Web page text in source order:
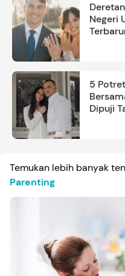
Negeri
5
Dipuji
Temukan lebih banyak
Parenting